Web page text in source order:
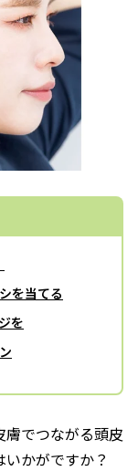
を当てる
を
でつながる頭皮
いかがですか？